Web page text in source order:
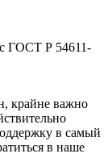
с ГОСТ Р 54611-
крайне важно
в самый
в наше